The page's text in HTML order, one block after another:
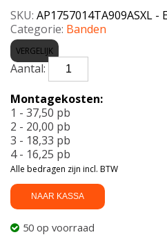
SKU: AP1757014TA909ASXL -
Categorie: Banden
VERGELIJK
APLUS-
A909
XL
175/70
R14
88T
aantal
NAAR KASSA
50 op voorraad
Montagekosten:
1 - 37,50 pb
2 - 20,00 pb
3 - 18,33 pb
4 - 16,25 pb
Alle bedragen zijn incl. BTW